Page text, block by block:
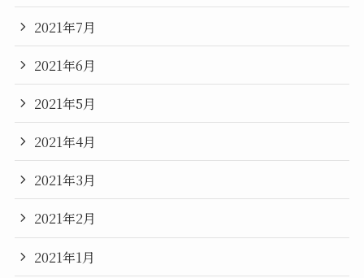
2021年7月
2021年6月
2021年5月
2021年4月
2021年3月
2021年2月
2021年1月